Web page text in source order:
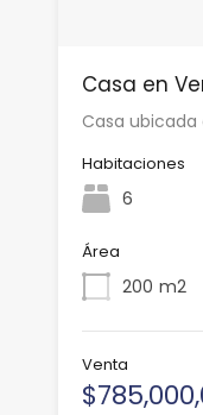
Casa en
Casa
Habitaciones
6
Área
200 m2
Venta